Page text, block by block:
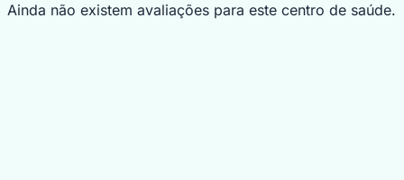
Ainda não existem avaliações para este centro de saúde.